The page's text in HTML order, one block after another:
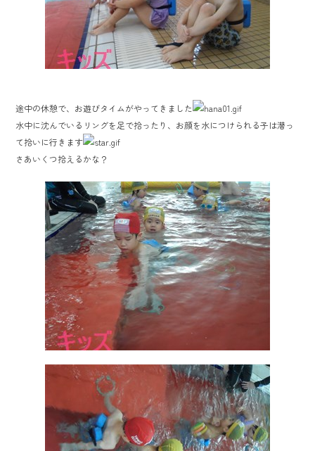
途中の休憩で、お遊びタイムがやってきました
水中に沈んでいるリングを足で拾ったり、お顔を水につけられる子は潜っ
て拾いに行きます
さあいくつ拾えるかな？